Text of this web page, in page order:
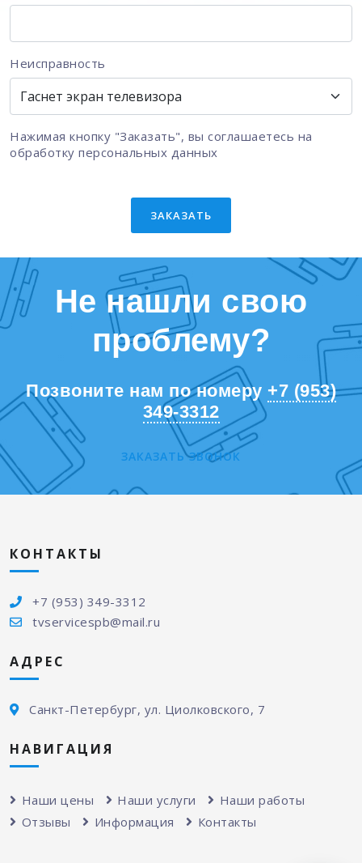
Неисправность
Нажимая кнопку "Заказать", вы соглашаетесь на
обработку персональных данных
ЗАКАЗАТЬ
Не нашли свою
проблему?
Позвоните нам по номеру +7 (953)
349-3312
ЗАКАЗАТЬ ЗВОНОК
КОНТАКТЫ
+7 (953) 349-3312
tvservicespb@mail.ru
АДРЕС
Санкт-Петербург, ул. Циолковского, 7
НАВИГАЦИЯ
Наши цены Наши услуги
Наши работы
Отзывы
Информация Контакты